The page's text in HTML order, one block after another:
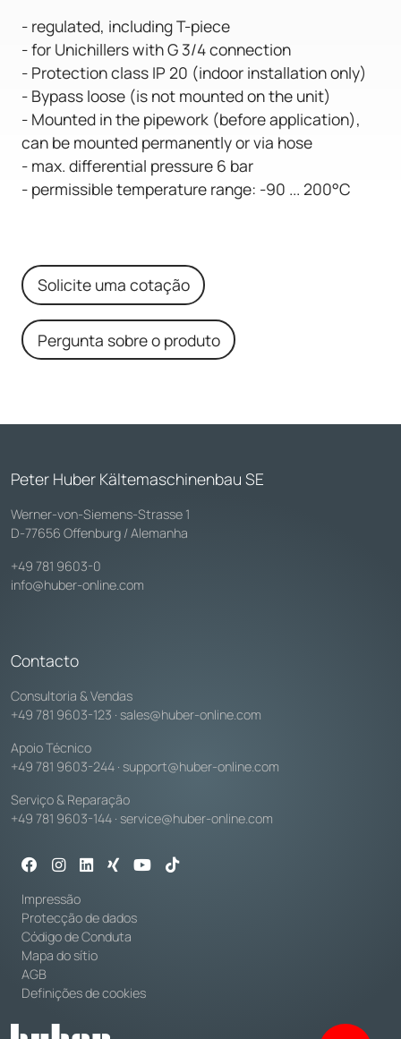
- regulated, including T-piece
- for Unichillers with G 3/4 connection
- Protection class IP 20 (indoor installation only)
- Bypass loose (is not mounted on the unit)
- Mounted in the pipework (before application),
can be mounted permanently or via hose
- max. differential pressure 6 bar
- permissible temperature range: -90 ... 200°C
Solicite uma cotação
Pergunta sobre o produto
Peter Huber Kältemaschinenbau SE
Werner-von-Siemens-Strasse 1
D-77656 Offenburg / Alemanha
+49 781 9603-0
info@huber-online.com
Contacto
Consultoria & Vendas
+49 781 9603-123 · sales@huber-online.com
Apoio Técnico
+49 781 9603-244 · support@huber-online.com
Serviço & Reparação
+49 781 9603-144 · service@huber-online.com
Impressão
Protecção de dados
Código de Conduta
Mapa do sítio
AGB
Definições de cookies